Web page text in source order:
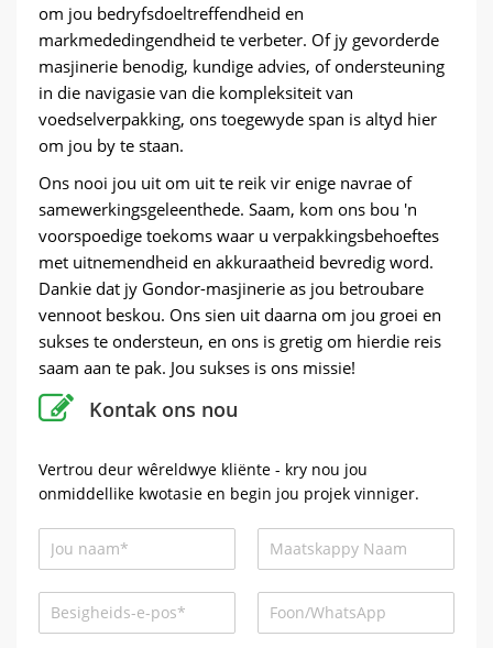
om jou bedryfsdoeltreffendheid en
markmededingendheid te verbeter. Of jy gevorderde
masjinerie benodig, kundige advies, of ondersteuning
in die navigasie van die kompleksiteit van
voedselverpakking, ons toegewyde span is altyd hier
om jou by te staan.
Ons nooi jou uit om uit te reik vir enige navrae of
samewerkingsgeleenthede. Saam, kom ons bou 'n
voorspoedige toekoms waar u verpakkingsbehoeftes
met uitnemendheid en akkuraatheid bevredig word.
Dankie dat jy Gondor-masjinerie as jou betroubare
vennoot beskou. Ons sien uit daarna om jou groei en
sukses te ondersteun, en ons is gretig om hierdie reis
saam aan te pak. Jou sukses is ons missie!
Kontak ons ​​nou
Vertrou deur wêreldwye kliënte - kry nou jou
onmiddellike kwotasie en begin jou projek vinniger.